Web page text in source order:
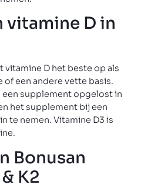
vitamine D in
vitamine D het beste op als
of een andere vette basis.
een supplement opgelost in
het supplement bij een
te nemen. Vitamine D3 is
Bonusan
K2